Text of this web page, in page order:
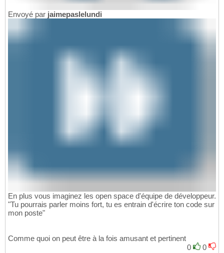
Envoyé par jaimepaslelundi
En plus vous imaginez les open space d'équipe de développeur.
"Tu pourrais parler moins fort, tu es entrain d'écrire ton code sur
mon poste"
Comme quoi on peut être à la fois amusant et pertinent
0
0